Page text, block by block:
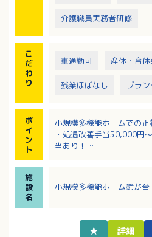
介護職員実務者研修
こ
だ
わ
り
車通勤可 産休・育
残業ほぼなし ブラン
ポ
イ
ン
ト
小規模多機能ホームでの正
・処遇改善手当50,000円
当あり！
施
設
名
小規模多機能ホーム鈴が台
★ 詳細